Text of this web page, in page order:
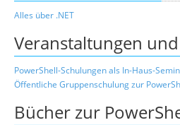
Alles über .NET
Veranstaltungen
PowerShell-Schulungen als In-Haus-
Öffentliche Gruppenschulung zur
Bücher zur